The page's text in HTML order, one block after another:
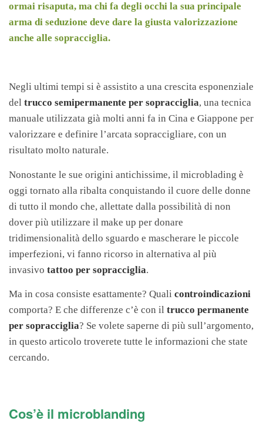
ormai risaputa, ma chi fa degli occhi la sua principale
arma di seduzione deve dare la giusta valorizzazione
anche alle sopracciglia.
Negli ultimi tempi si è assistito a una crescita esponenziale
del trucco semipermanente per sopracciglia, una tecnica
manuale utilizzata già molti anni fa in Cina e Giappone per
valorizzare e definire l’arcata sopraccigliare, con un
risultato molto naturale.
Nonostante le sue origini antichissime, il microblading è
oggi tornato alla ribalta conquistando il cuore delle donne
di tutto il mondo che, allettate dalla possibilità di non
dover più utilizzare il make up per donare
tridimensionalità dello sguardo e mascherare le piccole
imperfezioni, vi fanno ricorso in alternativa al più
invasivo tattoo per sopracciglia.
Ma in cosa consiste esattamente? Quali controindicazioni
comporta? E che differenze c’è con il trucco permanente
per sopracciglia? Se volete saperne di più sull’argomento,
in questo articolo troverete tutte le informazioni che state
cercando.
Cos’è il microblanding